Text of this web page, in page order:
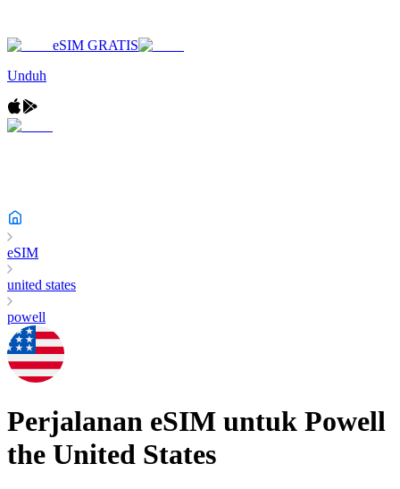
eSIM GRATIS
Unduh
eSIM
united states
powell
Perjalanan eSIM untuk Powell
the United States